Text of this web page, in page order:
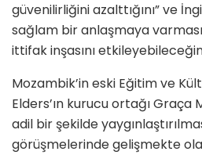
güvenilirliğini azalttığını” ve
sağlam bir anlaşmaya
ittifak inşasını
Mozambik’in eski Eğitim ve
Elders’ın kurucu ortağı Graça
adil bir şekilde
görüşmelerinde gelişmekte